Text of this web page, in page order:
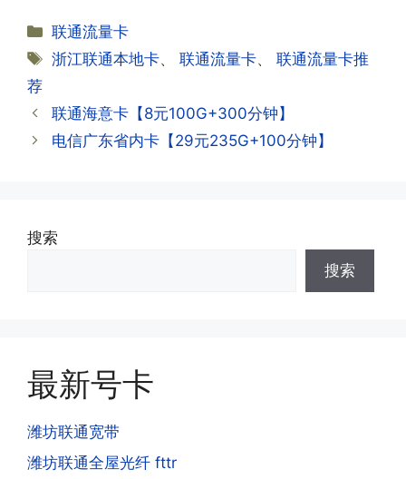
·2.激活成功了，我怎么查套餐呢?
答:下载对应运营商的官方手机营业厅
查询到流量和话费是否正常到账;如果未
到，耐心等待48小时后，再刷新app即
答:这是属于正常现象，属于刚激活到账
是因为激活当月的流量会按照您激活剩余
的天数折算到账，次月就会全额到账，留
超出额外扣费哦。
信大部分都没有合约期，每一个卡的产品
资料都有详细的注销流程和注意事项;
·3.注销后，会不会影响我的信誉?
·4.为什么手机卡刚激活60天内不能换手
去骗人。他必须注册很多APP才可以去骗
人。他们是用专业设备插手机卡打的，所
以会经常换卡槽换设备。所以基于这些特
点，运营商系统会识别到，如果你有类似
的异常使用行为，就会让你二次认证。二
分
类
联通流量卡
标
浙江联通本地卡、联通流量卡、联通流量卡推
荐
联通海意卡【8元100G+300分钟】
电信广东省内卡【29元235G+100分钟】
搜索
搜索
最新号卡
潍坊联通宽带
潍坊联通全屋光纤 fttr